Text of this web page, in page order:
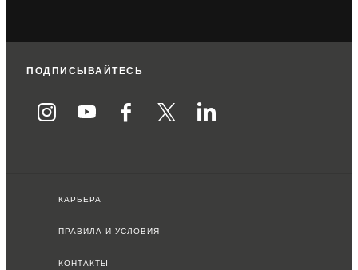
ПОДПИСЫВАЙТЕСЬ
КАРЬЕРА
ПРАВИЛА И УСЛОВИЯ
КОНТАКТЫ